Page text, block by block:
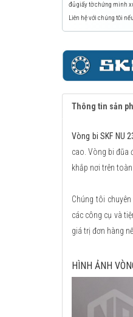
đủ giấy tờ chứng minh
Liên hệ với chúng tôi
Thông tin sản
Vòng bi SKF NU
cao. Vòng bi đũa
khắp nơi trên
Chúng tôi
các công cụ và
giá trị đơn hàng
HÌNH ẢNH